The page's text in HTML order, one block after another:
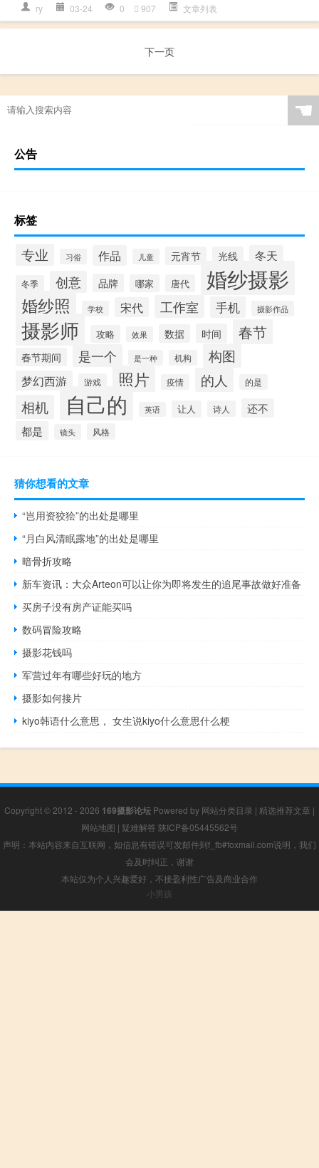
ry 03-24 0 907 文章列表
下一页
☚
公告
标签
专业 习俗 作品 儿童 元宵节 光线 冬天
冬季 创意 品牌 哪家 唐代 婚纱摄影
婚纱照 学校 宋代 工作室 手机 摄影作品
摄影师 攻略 效果 数据 时间 春节
春节期间 是一个 是一种 机构 构图
梦幻西游 游戏 照片 疫情 的人 的是
相机 自己的 英语 让人 诗人
还不
都是
镜头 风格
猜你想看的文章
“岂用资狡狯”的出处是哪里
“月白风清眠露地”的出处是哪里
暗骨折攻略
新车资讯：​大众Arteon可以让你为即将发生的追尾事故做好准备
买房子没有房产证能买吗
数码冒险攻略
摄影花钱吗
军营过年有哪些好玩的地方
摄影如何接片
kiyo韩语什么意思， 女生说kiyo什么意思什么梗
Copyright © 2012 - 2026 169摄影论坛 Powered by 网站分类目录 | 精选推荐文章 |
网站地图 | 疑难解答 陕ICP备05445562号
声明：本站内容来自互联网，如信息有错误可发邮件到f_fb#foxmail.com说明，我们
会及时纠正，谢谢
本站仅为个人兴趣爱好，不接盈利性广告及商业合作
小男孩